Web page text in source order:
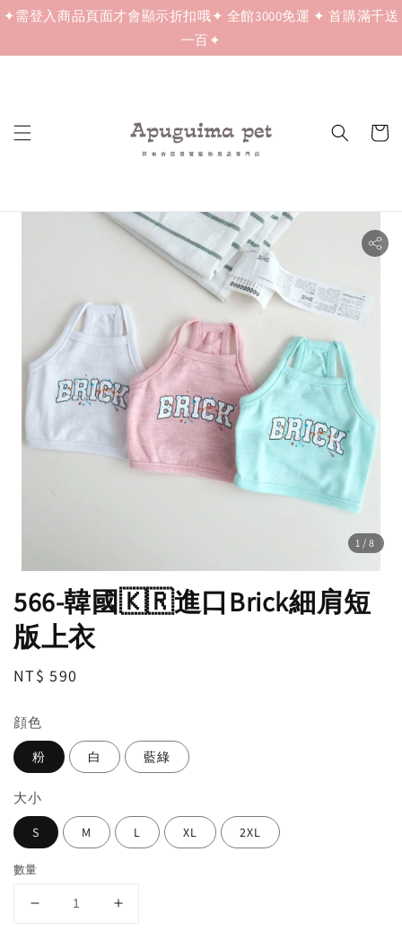
✦需登入商品頁面才會顯示折扣哦✦ 全館3000免運 ✦ 首購滿千送
一百✦
1 /8
566-韓國🇰🇷進口Brick細肩短
版上衣
Regular
NT$ 590
顔色
粉 白 藍綠
大小
S M L XL 2XL
數量